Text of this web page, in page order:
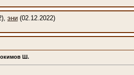
эни (02.12.2022)
Ш.